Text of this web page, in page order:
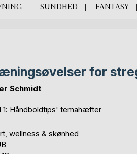
SUNDHED FANTASY
for
Schmidt
Håndboldtips' temahæfter
wellness & skønhed